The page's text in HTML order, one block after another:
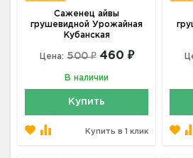
Саженец айвы
грушевидной Урожайная
Кубанская
Цена: 500 ₽ 460 ₽
В наличии
Купить
Купить в 1 клик